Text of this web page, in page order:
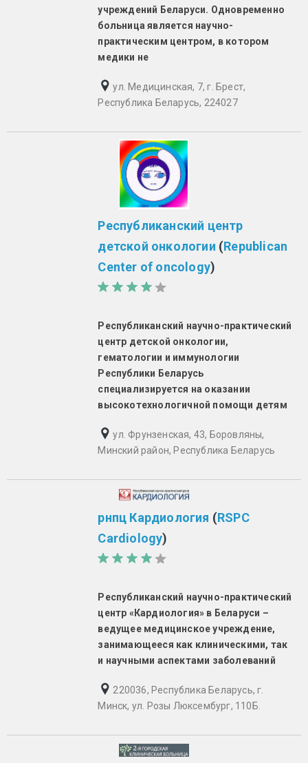
учреждений Беларуси. Одновременно
больница является научно-
практическим центром, в котором
медики не
ул. Медицинская, 7, г. Брест,
Республика Беларусь, 224027
Республиканский центр
детской онкологии (Republican
Center of oncology)
Республиканский научно-практический
центр детской онкологии,
гематологии и иммунологии
Республики Беларусь
специализируется на оказании
высокотехнологичной помощи детям
ул. Фрунзенская, 43, Боровляны,
Минский район, Республика Беларусь
рнпц Кардиология (RSPC
Cardiology)
Республиканский научно-практический
центр «Кардиология» в Беларуси –
ведущее медицинское учреждение,
занимающееся как клиническими, так
и научными аспектами заболеваний
220036, Республика Беларусь, г.
Минск, ул. Розы Люксембург, 110Б.